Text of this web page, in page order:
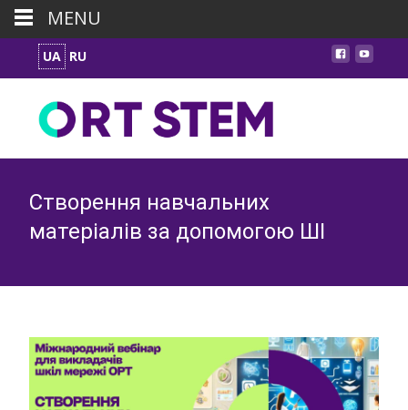
UA RU
Створення навчальних
матеріалів за допомогою ШІ
MENU